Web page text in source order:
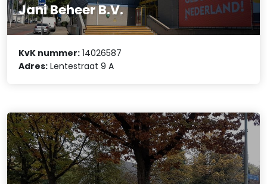
Jani Beheer B.V.
KvK nummer: 14026587
Adres: Lentestraat 9 A